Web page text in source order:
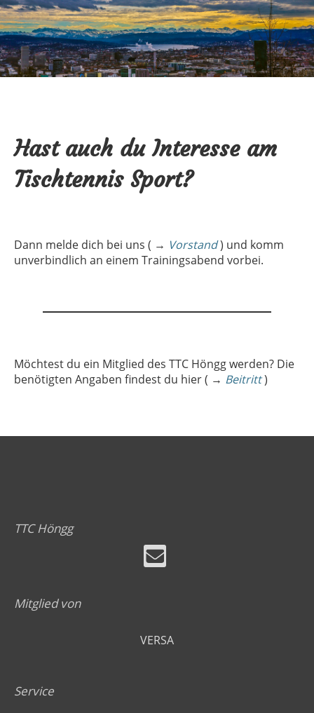
Hast auch du Interesse am
Tischtennis Sport?
Dann melde dich bei uns ( → Vorstand) und komm
unverbindlich an einem Trainingsabend vorbei.
Möchtest du ein Mitglied des TTC Höngg werden? Die
benötigten Angaben findest du hier ( → Beitritt)
TTC Höngg
Mitglied von
VERSA
Service